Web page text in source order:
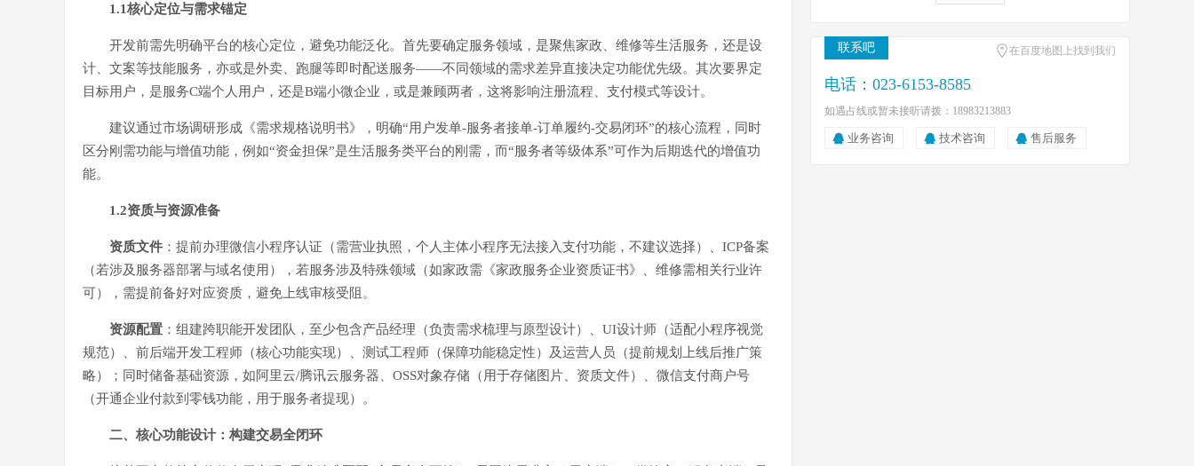
1.1核心定位与需求锚定
开发前需先明确平台的核心定位，避免功能泛化。首先要确定服务领域，是聚焦家政、维修等生活服务，还是设
计、文案等技能服务，亦或是外卖、跑腿等即时配送服务——不同领域的需求差异直接决定功能优先级。其次要界定
目标用户，是服务C端个人用户，还是B端小微企业，或是兼顾两者，这将影响注册流程、支付模式等设计。
建议通过市场调研形成《需求规格说明书》，明确“用户发单-服务者接单-订单履约-交易闭环”的核心流程，同时
区分刚需功能与增值功能，例如“资金担保”是生活服务类平台的刚需，而“服务者等级体系”可作为后期迭代的增值功
能。
1.2资质与资源准备
资质文件 ：提前办理微信小程序认证（需营业执照，个人主体小程序无法接入支付功能，不建议选择）、ICP备案
（若涉及服务器部署与域名使用），若服务涉及特殊领域（如家政需《家政服务企业资质证书》、维修需相关行业许
可），需提前备好对应资质，避免上线审核受阻。
资源配置 ：组建跨职能开发团队，至少包含产品经理（负责需求梳理与原型设计）、UI设计师（适配小程序视觉
规范）、前后端开发工程师（核心功能实现）、测试工程师（保障功能稳定性）及运营人员（提前规划上线后推广策
略）；同时储备基础资源，如阿里云/腾讯云服务器、OSS对象存储（用于存储图片、资质文件）、微信支付商户号
（开通企业付款到零钱功能，用于服务者提现）。
二、核心功能设计：构建交易全闭环
联系吧 在百度地图上找到我们
电话：023-6153-8585
如遇占线或暂未接听请拨：18983213883
业务咨询 技术咨询 售后服务